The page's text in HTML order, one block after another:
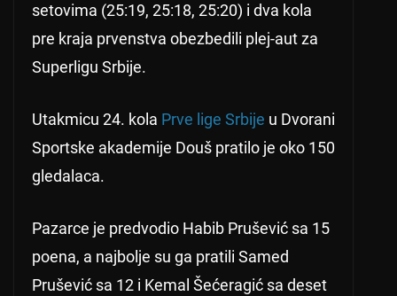
setovima (25:19, 25:18, 25:20) i dva kola
pre kraja prvenstva obezbedili plej-aut za
Superligu Srbije.
Utakmicu 24. kola Prve lige Srbije u Dvorani
Sportske akademije Douš pratilo je oko 150
gledalaca.
Pazarce je predvodio Habib Prušević sa 15
poena, a najbolje su ga pratili Samed
Prušević sa 12 i Kemal Šećeragić sa deset